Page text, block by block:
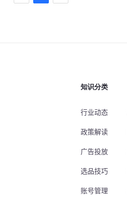
知识分类
行业动态
政策解读
广告投放
选品技巧
账号管理